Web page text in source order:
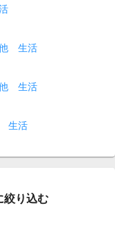
他 生活
他 生活
生活
り込む